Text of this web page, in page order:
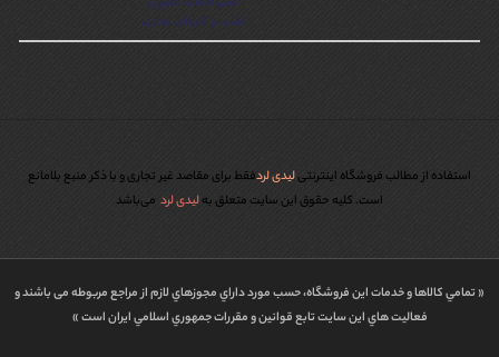
استفاده از مطالب فروشگاه اینترنتیلیدی لردفقط برای مقاصد غیر تجاری و با ذکر منبع بلامانع
است. کليه حقوق اين سايت متعلق بهلیدی لرد می‌باشد
« تمامي كالاها و خدمات اين فروشگاه، حسب مورد داراي مجوزهاي لازم از مراجع مربوطه می باشند و
فعاليت هاي اين سايت تابع قوانين و مقررات جمهوري اسلامي ايران است »